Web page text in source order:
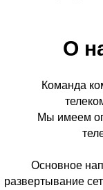
О
Команда
Мы имеем
Основное
развертывание